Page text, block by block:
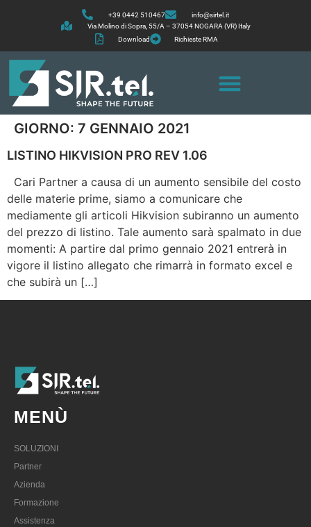
+39 0442 510467
info@sirtel.it
Via Molino di Sopra, 55/A – 37054 NOGARA (VR) Italy
Download
Richieste RMA
GIORNO: 7 GENNAIO 2021
LISTINO HIKVISION PRO REV 1.06
Cari Partner a causa di un aumento sensibile del costo
delle materie prime, siamo a comunicare che
mediamente gli articoli Hikvision subiranno un aumento
del prezzo di listino. Tale aumento sarà spalmato in due
momenti: A partire dal primo gennaio 2021 entrerà in
vigore il listino allegato che rimarrà in formato excel e
che subirà un […]
MENÙ
SOLUZIONI
Partner
Azienda
Formazione
Assistenza